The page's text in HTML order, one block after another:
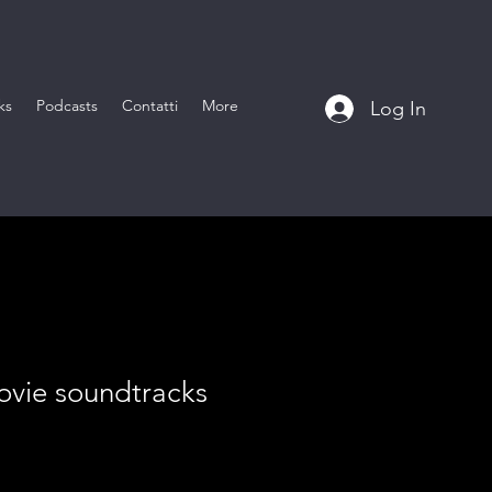
Log In
Podcasts Contatti More
soundtracks